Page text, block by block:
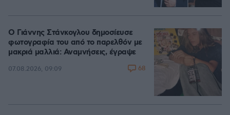
Ο Γιάννης Στάνκογλου δημοσίευσε
φωτογραφία του από το παρελθόν με
μακριά μαλλιά: Αναμνήσεις, έγραψε
07.08.2026, 09:09 68